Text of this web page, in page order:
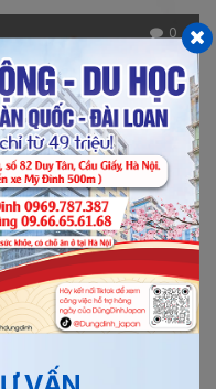
0
VIỆC TẠI NHẬT...
hàng công xưởng
tháng cũng rất...